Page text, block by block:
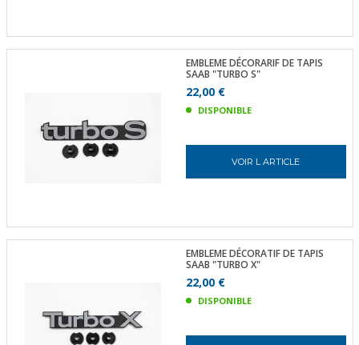
EMBLEME DÉCORARIF DE TAPIS
SAAB "TURBO S"
22,00 €
DISPONIBLE
VOIR L ARTICLE
EMBLEME DÉCORATIF DE TAPIS
SAAB "TURBO X"
22,00 €
DISPONIBLE